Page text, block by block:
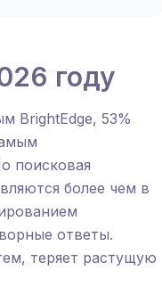
году
BrightEdge, 53%
поисковая
более чем в
ответы.
теряет растущую